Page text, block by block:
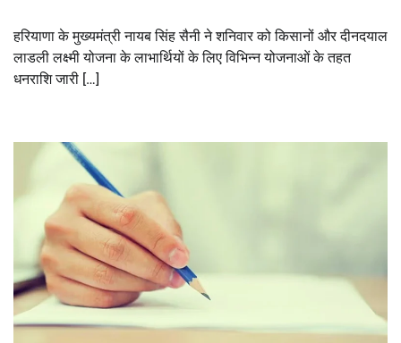
हरियाणा के मुख्यमंत्री नायब सिंह सैनी ने शनिवार को किसानों और दीनदयाल
लाडली लक्ष्मी योजना के लाभार्थियों के लिए विभिन्न योजनाओं के तहत
धनराशि जारी […]